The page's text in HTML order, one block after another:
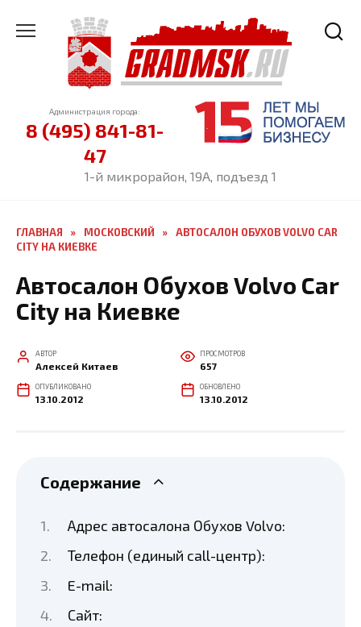
содержанию
Администрация города:
8 (495) 841-81-
47
1-й микрорайон, 19А, подъезд 1
ГЛАВНАЯ » МОСКОВСКИЙ »
АВТОСАЛОН ОБУХОВ VOLVO CAR
CITY НА КИЕВКЕ
Автосалон Обухов Volvo Car
City на Киевке
АВТОР
Алексей Китаев
ПРОСМОТРОВ
657
ОПУБЛИКОВАНО
13.10.2012
ОБНОВЛЕНО
13.10.2012
Содержание
Адрес автосалона Обухов Volvo:
Телефон (единый call-центр):
E-mail:
Сайт: